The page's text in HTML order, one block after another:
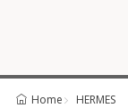
Home HERMES